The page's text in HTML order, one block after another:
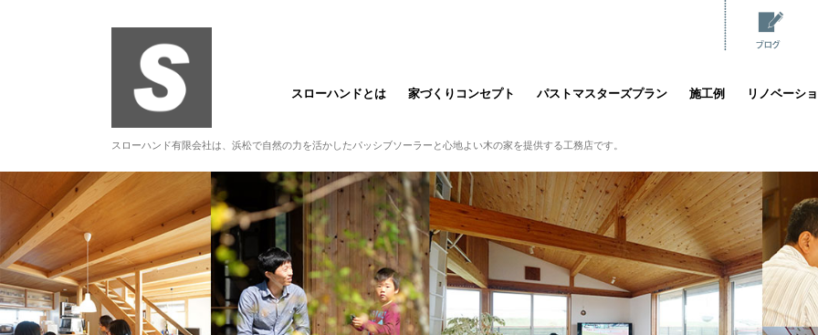
スローハンドとは 家づくりコンセプト パストマスターズプラン 施工例 リノベーシ
スローハンド有限会社は、浜松で自然の力を活かしたパッシブソーラーと心地よい木の家を提供する工務店です。